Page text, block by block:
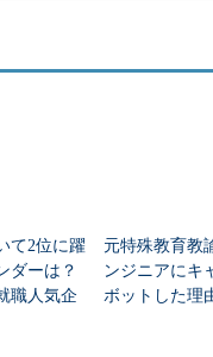
て2位に躍
ダーは？
職人気企
元特殊教育教
ンジニアにキ
ボットした理